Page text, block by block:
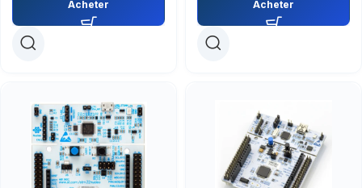
Acheter Acheter